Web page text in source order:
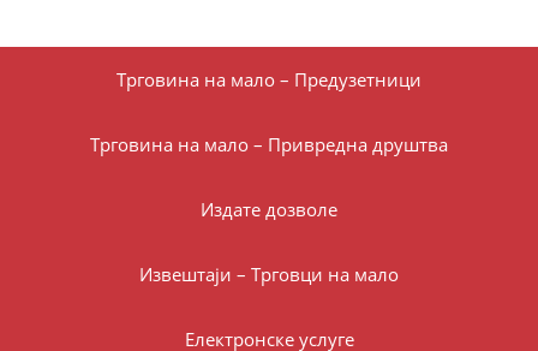
Трговина на мало – Предузетници
Трговина на мало – Привредна друштва
Издате дозволе
Извештаји – Трговци на мало
Електронске услуге